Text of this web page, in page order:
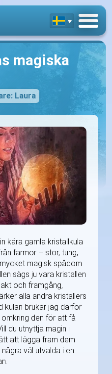
magiska
Laura
kära gamla kristallkula
farmor – stor, tung,
magisk spådom
sägs ju vara kristallen
och framgång,
alla andra kristallers
kulan brukar jag därför
omkring den för att få
du utnyttja magin i
att lägga fram dem
väl utvalda i en